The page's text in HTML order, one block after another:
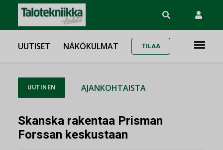
UUTISET NÄKÖKULMAT TILAA
UUTINEN AJANKOHTAISTA
Skanska rakentaa Prisman
Forssan keskustaan